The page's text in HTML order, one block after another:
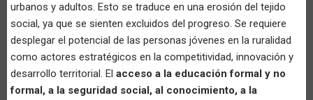
urbanos y adultos. Esto se traduce en una erosión del tejido
social, ya que se sienten excluidos del progreso. Se requiere
desplegar el potencial de las personas jóvenes en la ruralidad
como actores estratégicos en la competitividad, innovación y
desarrollo territorial. El acceso a la educación formal y no
formal, a la seguridad social, al conocimiento, a la